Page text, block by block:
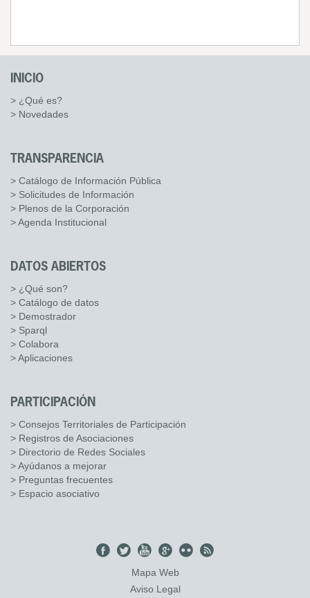
INICIO
> ¿Qué es?
> Novedades
TRANSPARENCIA
> Catálogo de Información Pública
> Solicitudes de Información
> Plenos de la Corporación
> Agenda Institucional
DATOS ABIERTOS
> ¿Qué son?
> Catálogo de datos
> Demostrador
> Sparql
> Colabora
> Aplicaciones
PARTICIPACIÓN
> Consejos Territoriales de Participación
> Registros de Asociaciones
> Directorio de Redes Sociales
> Ayúdanos a mejorar
> Preguntas frecuentes
> Espacio asociativo
Mapa Web
Aviso Legal